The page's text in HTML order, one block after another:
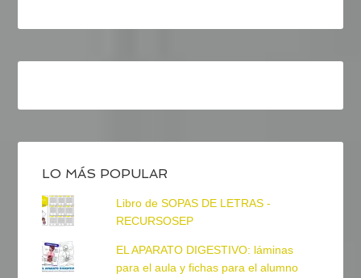
LO MÁS POPULAR
Libro de SOPAS DE LETRAS -
RECURSOSEP
EL APARATO DIGESTIVO: láminas
para el aula y fichas para el alumno